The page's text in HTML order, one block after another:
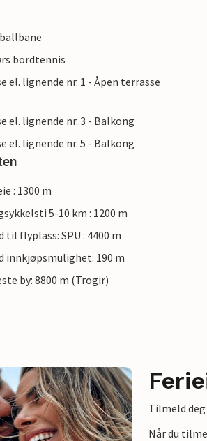
bordtennis
el. lignende nr. 1 - Åpen terrasse
el. lignende nr. 3 - Balkong
el. lignende nr. 5 - Balkong
: 1300 m
5-10 km : 1200 m
til flyplass: SPU : 4400 m
innkjøpsmulighet: 190 m
by: 8800 m (Trogir)
Tilmeld
Når du